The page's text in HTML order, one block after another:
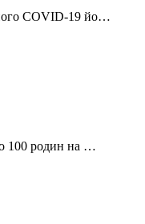
COVID-19 йо…
100 родин на …